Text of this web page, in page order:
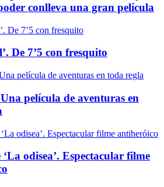
conlleva una gran película
De 7’5 con fresquito
Una película de aventuras en
odisea’. Espectacular filme